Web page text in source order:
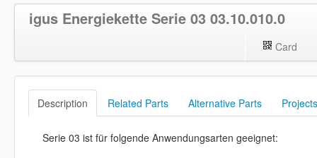
igus Energiekette Serie 03 03.10.010.0
Card
Description Related Parts Alternative Parts Projects
Serie 03 ist für folgende Anwendungsarten geeignet: